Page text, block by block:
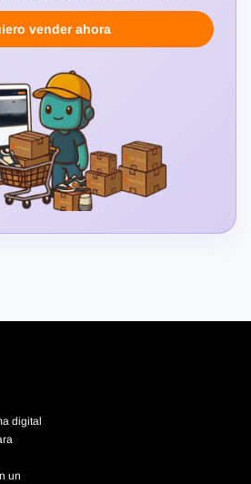
vender ahora
digital
un